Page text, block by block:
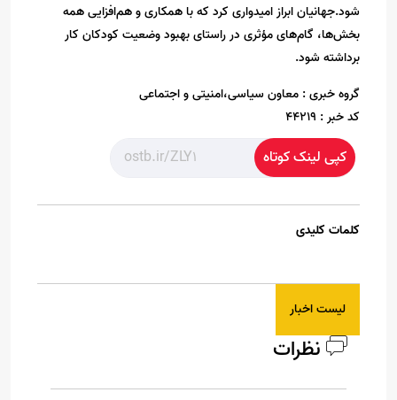
شود.جهانیان ابراز امیدواری کرد که با همکاری و هم‌افزایی همه
بخش‌ها، گام‌های مؤثری در راستای بهبود وضعیت کودکان کار
برداشته شود.
گروه خبری : معاون سیاسی،امنیتی و اجتماعی
کد خبر : 44219
کپی لینک کوتاه
کلمات کلیدی
لیست اخبار
نظرات